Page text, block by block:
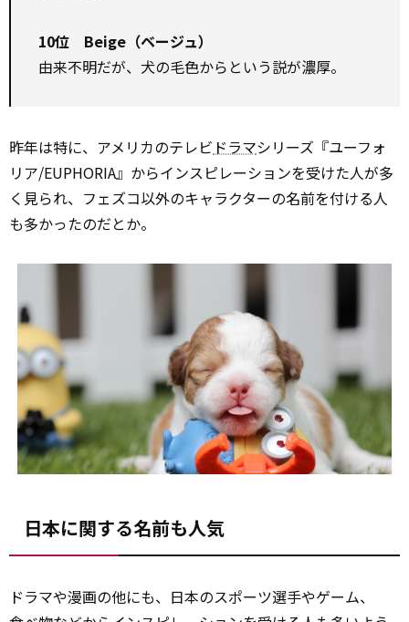
10位 Beige（ベージュ）
由来不明だが、犬の毛色からという説が濃厚。
昨年は特に、アメリカのテレビ ドラマシリーズ『ユーフォ
リア/EUPHORIA』からインスピレーションを受けた人が多
く見られ、フェズコ以外のキャラクターの名前を付ける人
も多かったのだとか。
日本に関する名前も人気
ドラマや漫画の他にも、日本のスポーツ選手やゲーム、